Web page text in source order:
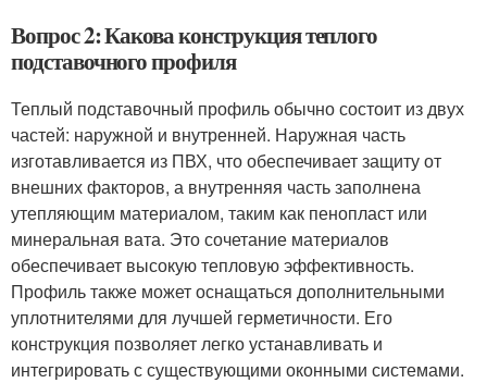
Вопрос 2: Какова конструкция теплого
подставочного профиля
Теплый подставочный профиль обычно состоит из двух
частей: наружной и внутренней. Наружная часть
изготавливается из ПВХ, что обеспечивает защиту от
внешних факторов, а внутренняя часть заполнена
утепляющим материалом, таким как пенопласт или
минеральная вата. Это сочетание материалов
обеспечивает высокую тепловую эффективность.
Профиль также может оснащаться дополнительными
уплотнителями для лучшей герметичности. Его
конструкция позволяет легко устанавливать и
интегрировать с существующими оконными системами.